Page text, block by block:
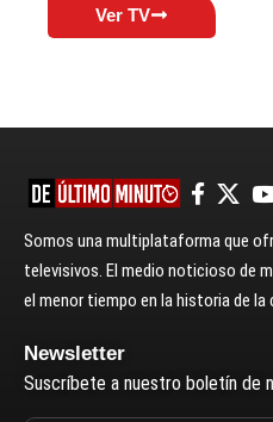
Ver TV
Somos una multiplataforma que
televisivos. El medio noticioso de
el menor tiempo en la historia de la
Newsletter
Suscríbete a nuestro boletín de